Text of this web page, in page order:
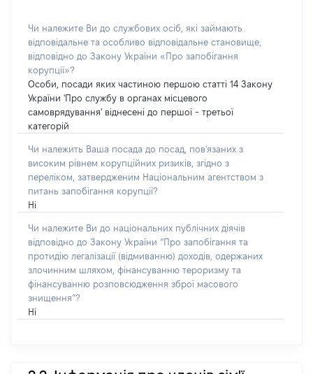
Чи належите Ви до службових осіб, які займають
відповідальне та особливо відповідальне становище,
відповідно до Закону України «Про запобігання
корупції»?
Особи, посади яких частиною першою статті 14 Закону
України 'Про службу в органах місцевого
самоврядування' віднесені до першої - третьої
категорій
Чи належить Ваша посада до посад, пов'язаних з
високим рівнем корупційних ризиків, згідно з
переліком, затвердженим Національним агентством з
питань запобігання корупції?
Ні
Чи належите Ви до національних публічних діячів
відповідно до Закону України “Про запобігання та
протидію легалізації (відмиванню) доходів, одержаних
злочинним шляхом, фінансуванню тероризму та
фінансуванню розповсюдження зброї масового
знищення”?
Ні